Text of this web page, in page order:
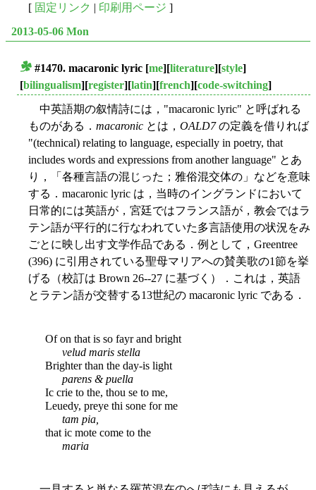
[ 固定リンク | 印刷用ページ ]
2013-05-06 Mon
#1470. macaronic lyric [me][literature][style]
[bilingualism][register][latin][french][code-switching]
中英語期の叙情詩には，"macaronic lyric" と呼ばれる
ものがある． macaronic とは， OALD7の定義を借りれば
"(technical) relating to language, especially in poetry, that
includes words and expressions from another language" とあ
り，「各種言語の混じった；雅俗混交体の」などを意味
する．macaronic lyric は，当時のイングランドにおいて
日常的には英語が，宮廷ではフランス語が，教会ではラ
テン語が平行的に行なわれていた多言語使用の状況をみ
ごとに映し出す文学作品である．例として，Greentree
(396) に引用されている聖母マリアへの賛美歌の1節を挙
げる（校訂は Brown 26--27 に基づく）．これは，英語
とラテン語が交替する13世紀の macaronic lyric である．
Of on that is so fayr and bright
velud maris stella
Brighter than the day-is light
parens & puella
Ic crie to the, thou se to me,
Leuedy, preye thi sone for me
tam pia,
that ic mote come to the
maria